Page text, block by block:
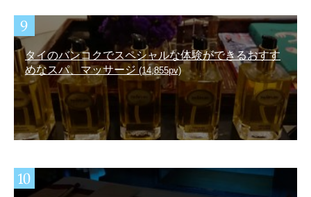
タイのバンコクでスペシャルな体験ができるおすす
めなスパ、マッサージ (14,855pv)